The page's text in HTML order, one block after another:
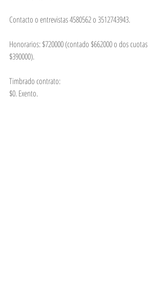
Contacto o entrevistas 4580562 o 3512743943.
Honorarios: $720000 (contado $662000 o dos cuotas
$390000).
Timbrado contrato:
$0. Exento.